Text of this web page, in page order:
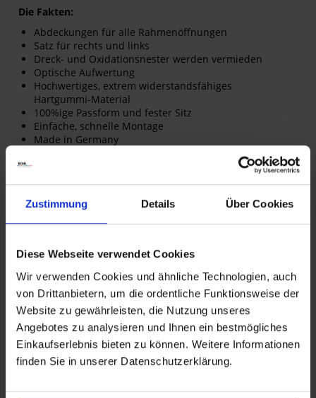
Zustimmung Details Über Cookies
Diese Webseite verwendet Cookies
Wir verwenden Cookies und ähnliche Technologien, auch
von Drittanbietern, um die ordentliche Funktionsweise der
Website zu gewährleisten, die Nutzung unseres
Angebotes zu analysieren und Ihnen ein bestmögliches
Einkaufserlebnis bieten zu können. Weitere Informationen
finden Sie in unserer Datenschutzerklärung.
Die Fakten:
Abdeckungen für alle Rahmenöffnungen
Satz für rechts und links
Dreck- und Oxidationsnester werden vermieden
Optische Aufwertung
Hochwertiges, extrem widerstandsfähiges
Hartgummi-Material
100%ige Passform und fester Sitz
Einfache, schnelle Montage
Made in Germany
sind optional
Anbauzeit in Minuten 6
Herstellerinformationen